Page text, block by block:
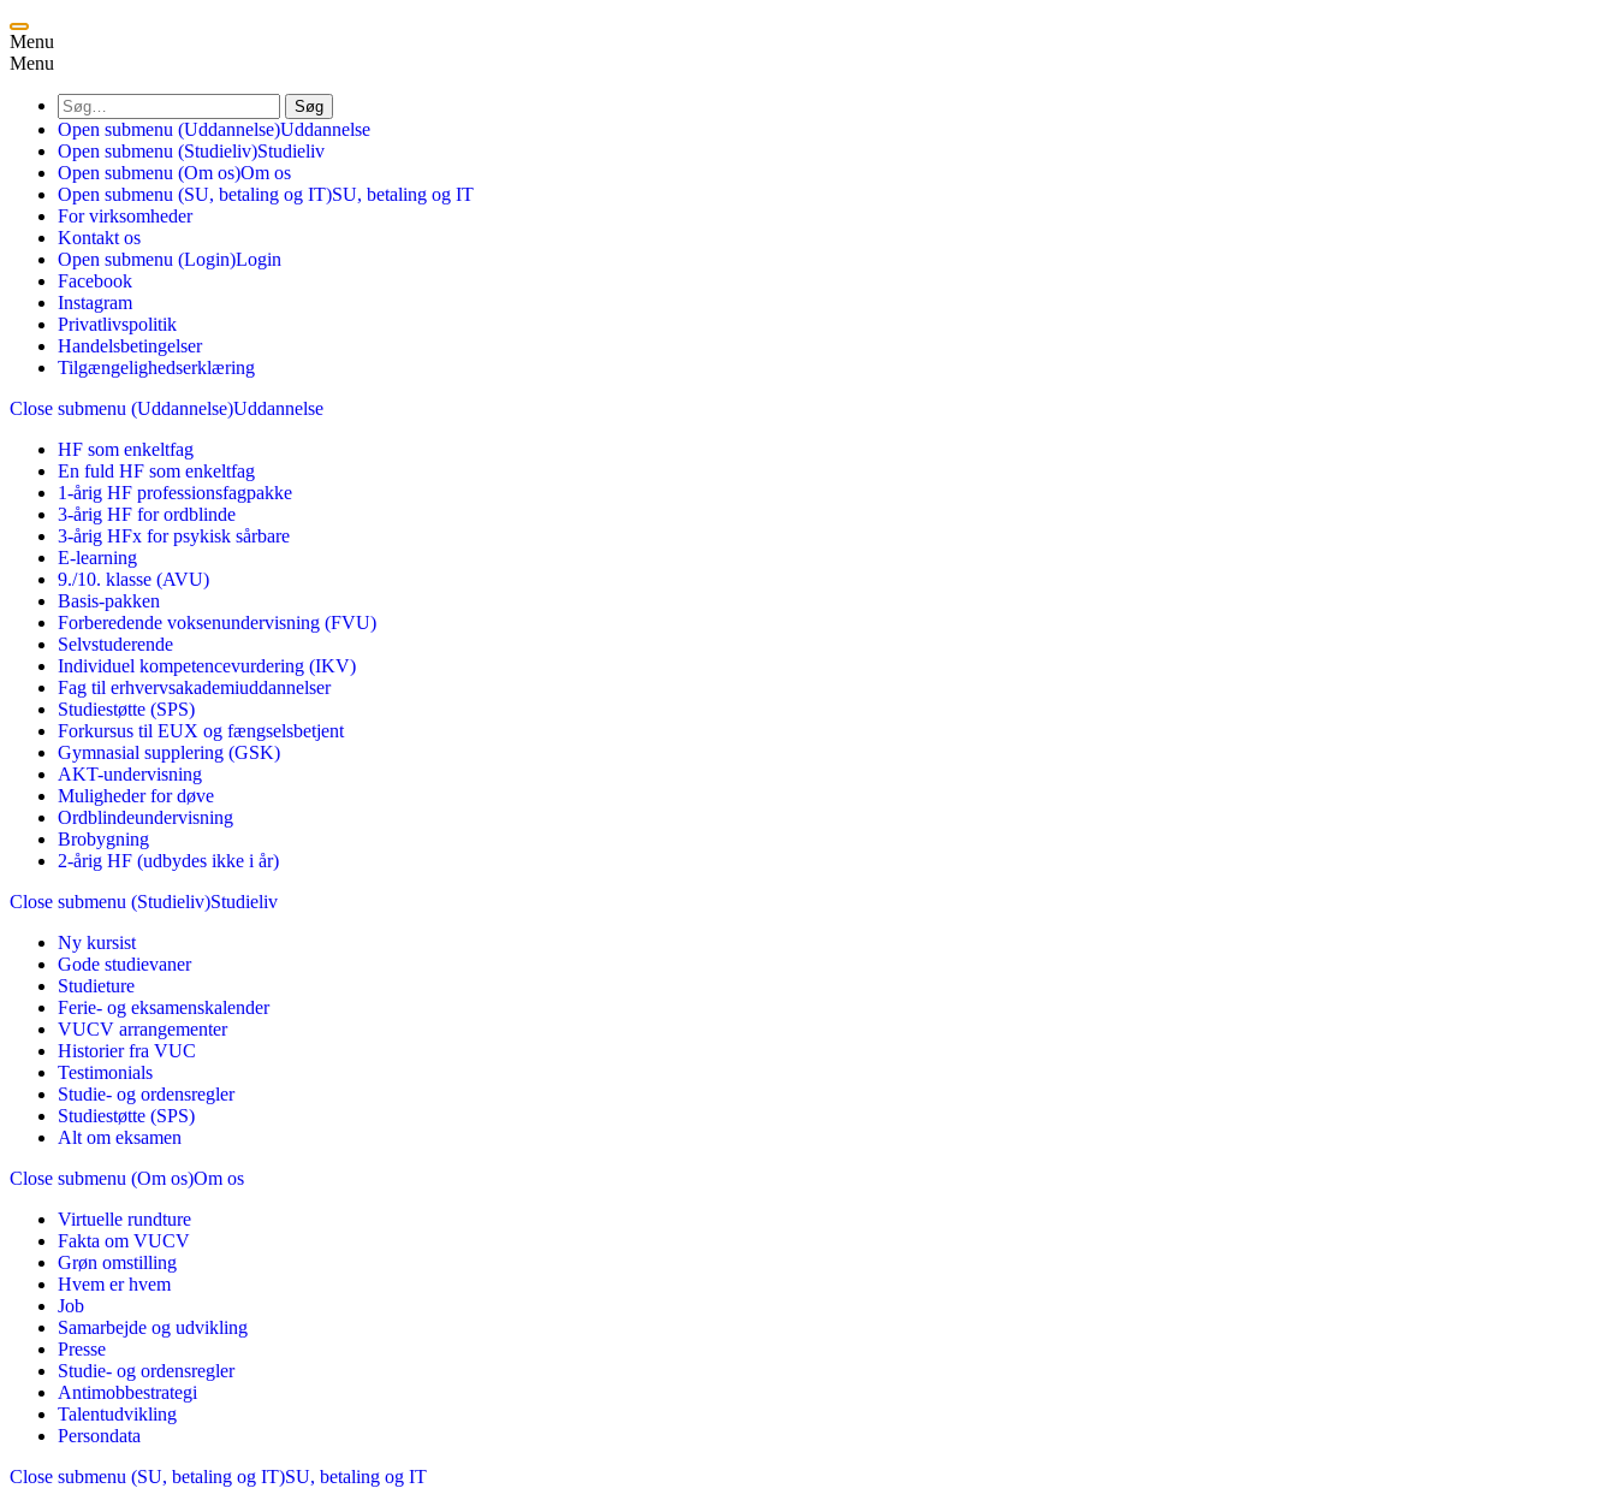
Menu
Menu
Søg
Open submenu (Uddannelse)Uddannelse
Open submenu (Studieliv)Studieliv
Open submenu (Om os)Om os
Open submenu (SU, betaling og IT)SU, betaling og IT
For virksomheder
Kontakt os
Open submenu (Login)Login
Facebook
Instagram
Privatlivspolitik
Handelsbetingelser
Tilgængelighedserklæring
Close submenu (Uddannelse)Uddannelse
HF som enkeltfag
En fuld HF som enkeltfag
1-årig HF professionsfagpakke
3-årig HF for ordblinde
3-årig HFx for psykisk sårbare
E-learning
9./10. klasse (AVU)
Basis-pakken
Forberedende voksenundervisning (FVU)
Selvstuderende
Individuel kompetencevurdering (IKV)
Fag til erhvervsakademiuddannelser
Studiestøtte (SPS)
Forkursus til EUX og fængselsbetjent
Gymnasial supplering (GSK)
AKT-undervisning
Muligheder for døve
Ordblindeundervisning
Brobygning
2-årig HF (udbydes ikke i år)
Close submenu (Studieliv)Studieliv
Ny kursist
Gode studievaner
Studieture
Ferie- og eksamenskalender
VUCV arrangementer
Historier fra VUC
Testimonials
Studie- og ordensregler
Studiestøtte (SPS)
Alt om eksamen
Close submenu (Om os)Om os
Virtuelle rundture
Fakta om VUCV
Grøn omstilling
Hvem er hvem
Job
Samarbejde og udvikling
Presse
Studie- og ordensregler
Antimobbestrategi
Talentudvikling
Persondata
Close submenu (SU, betaling og IT)SU, betaling og IT